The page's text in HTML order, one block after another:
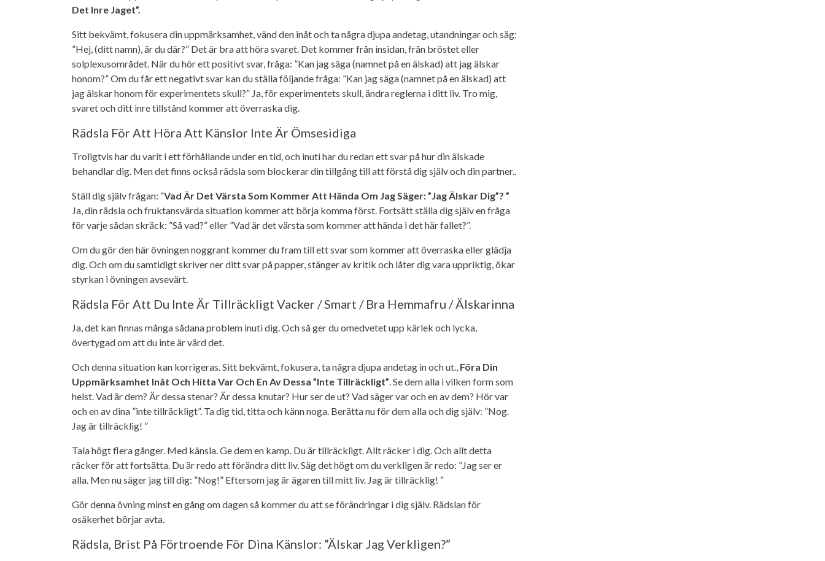
Det Inre Jaget”.
Sitt bekvämt, fokusera din uppmärksamhet, vänd den inåt och ta några djupa andetag, utandningar och säg:
”Hej, (ditt namn), är du där?” Det är bra att höra svaret. Det kommer från insidan, från bröstet eller
solplexusområdet. När du hör ett positivt svar, fråga: ”Kan jag säga (namnet på en älskad) att jag älskar
honom?” Om du får ett negativt svar kan du ställa följande fråga: ”Kan jag säga (namnet på en älskad) att
jag älskar honom för experimentets skull?” Ja, för experimentets skull, ändra reglerna i ditt liv. Tro mig,
svaret och ditt inre tillstånd kommer att överraska dig.
Rädsla För Att Höra Att Känslor Inte Är Ömsesidiga
Troligtvis har du varit i ett förhållande under en tid, och inuti har du redan ett svar på hur din älskade
behandlar dig. Men det finns också rädsla som blockerar din tillgång till att förstå dig själv och din partner..
Ställ dig själv frågan: “Vad Är Det Värsta Som Kommer Att Hända Om Jag Säger: ”Jag Älskar Dig”? ”
Ja, din rädsla och fruktansvärda situation kommer att börja komma först. Fortsätt ställa dig själv en fråga
för varje sådan skräck: ”Så vad?” eller ”Vad är det värsta som kommer att hända i det här fallet?”.
Om du gör den här övningen noggrant kommer du fram till ett svar som kommer att överraska eller glädja
dig. Och om du samtidigt skriver ner ditt svar på papper, stänger av kritik och låter dig vara uppriktig, ökar
styrkan i övningen avsevärt.
Rädsla För Att Du Inte Är Tillräckligt Vacker / Smart / Bra Hemmafru / Älskarinna
Ja, det kan finnas många sådana problem inuti dig. Och så ger du omedvetet upp kärlek och lycka,
övertygad om att du inte är värd det.
Och denna situation kan korrigeras. Sitt bekvämt, fokusera, ta några djupa andetag in och ut., Föra Din
Uppmärksamhet Inåt Och Hitta Var Och En Av Dessa ”inte Tillräckligt”. Se dem alla i vilken form som
helst. Vad är dem? Är dessa stenar? Är dessa knutar? Hur ser de ut? Vad säger var och en av dem? Hör var
och en av dina ”inte tillräckligt”. Ta dig tid, titta och känn noga. Berätta nu för dem alla och dig själv: ”Nog.
Jag är tillräcklig! ”
Tala högt flera gånger. Med känsla. Ge dem en kamp. Du är tillräckligt. Allt räcker i dig. Och allt detta
räcker för att fortsätta. Du är redo att förändra ditt liv. Säg det högt om du verkligen är redo: ”Jag ser er
alla. Men nu säger jag till dig: ”Nog!” Eftersom jag är ägaren till mitt liv. Jag är tillräcklig! ”
Gör denna övning minst en gång om dagen så kommer du att se förändringar i dig själv. Rädslan för
osäkerhet börjar avta.
Rädsla, Brist På Förtroende För Dina Känslor: ”Älskar Jag Verkligen?”